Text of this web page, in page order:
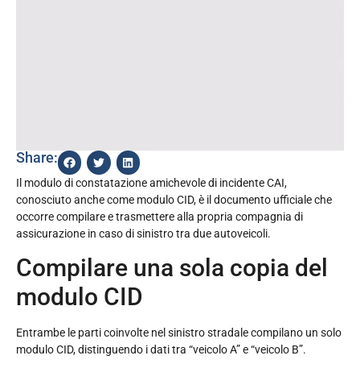
Share:
Il modulo di constatazione amichevole di incidente CAI,
conosciuto anche come modulo CID, è il documento ufficiale che
occorre compilare e trasmettere alla propria compagnia di
assicurazione in caso di sinistro tra due autoveicoli.
Compilare una sola copia del
modulo CID
Entrambe le parti coinvolte nel sinistro stradale compilano un solo
modulo CID, distinguendo i dati tra “veicolo A” e “veicolo B”.